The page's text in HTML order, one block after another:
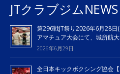
JTクラブジムNEWS
第296戦JT祭り2026年6月28
アマチュア大会にて、城所航
2026年6月29日
全日本キックボクシング協会【